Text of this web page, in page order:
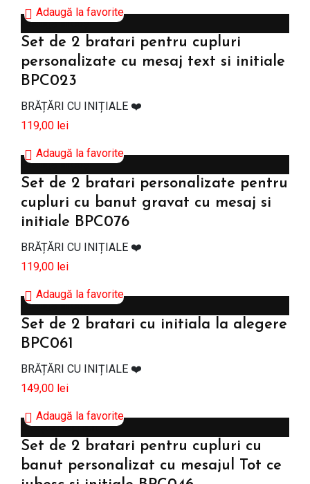
Adaugă la favorite
Adaugă în coș
Set de 2 bratari pentru cupluri
personalizate cu mesaj text si initiale
BPC023
BRĂȚĂRI CU INIȚIALE ❤️
119,00 lei
Adaugă la favorite
Adaugă în coș
Set de 2 bratari personalizate pentru
cupluri cu banut gravat cu mesaj si
initiale BPC076
BRĂȚĂRI CU INIȚIALE ❤️
119,00 lei
Adaugă la favorite
Adaugă în coș
Set de 2 bratari cu initiala la alegere
BPC061
BRĂȚĂRI CU INIȚIALE ❤️
149,00 lei
Adaugă la favorite
Citește mai mult
Set de 2 bratari pentru cupluri cu
banut personalizat cu mesajul Tot ce